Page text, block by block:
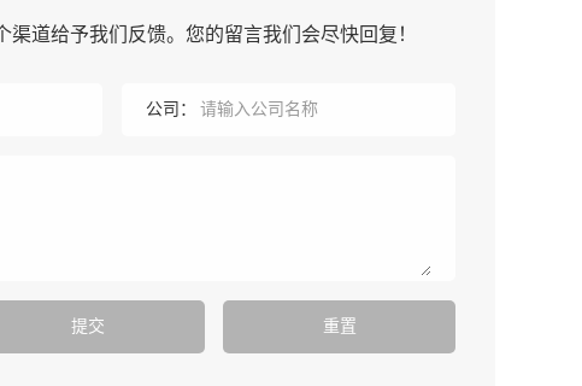
道给予我们反馈。您的留言我们会尽快回复！
公司：